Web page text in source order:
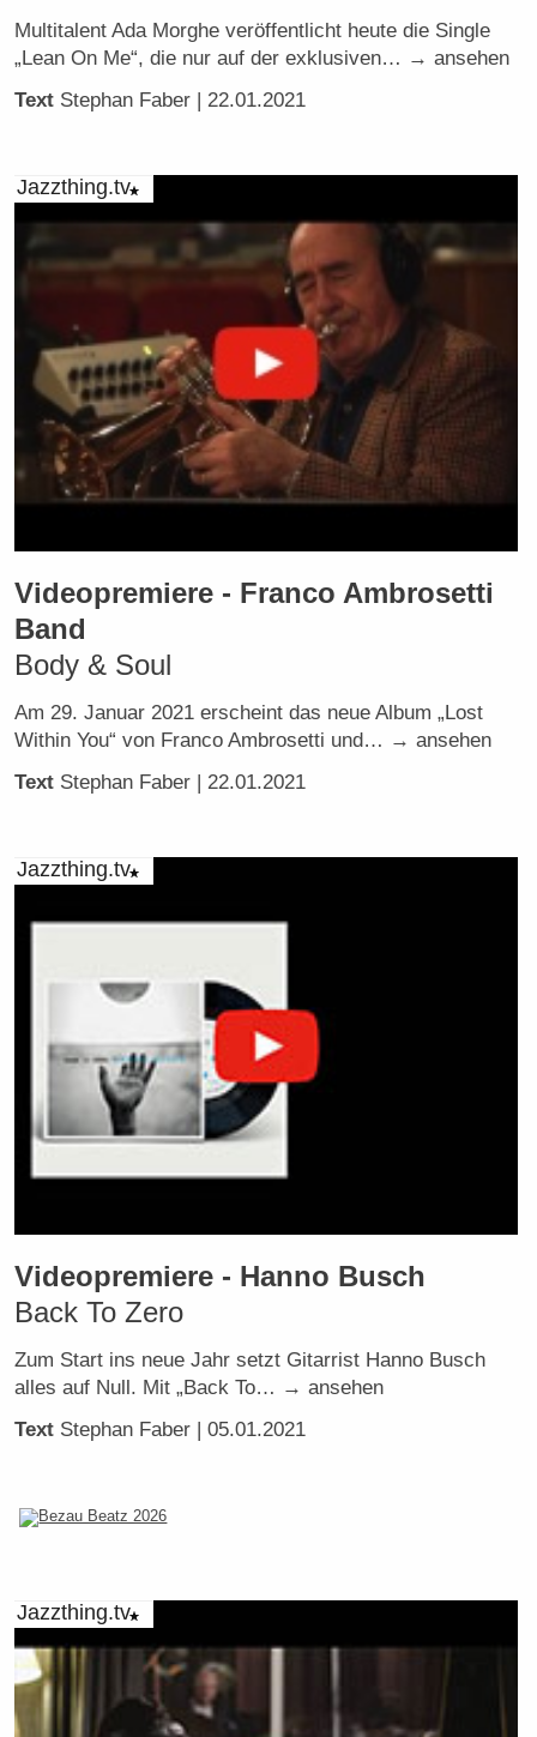
Multitalent Ada Morghe veröffentlicht heute die Single
„Lean On Me“, die nur auf der exklusiven… → ansehen
Text Stephan Faber | 22.01.2021
Jazzthing.tv
Videopremiere - Franco Ambrosetti
Band
Body & Soul
Am 29. Januar 2021 erscheint das neue Album „Lost
Within You“ von Franco Ambrosetti und… → ansehen
Text Stephan Faber | 22.01.2021
Jazzthing.tv
Videopremiere - Hanno Busch
Back To Zero
Zum Start ins neue Jahr setzt Gitarrist Hanno Busch
alles auf Null. Mit „Back To… → ansehen
Text Stephan Faber | 05.01.2021
Jazzthing.tv